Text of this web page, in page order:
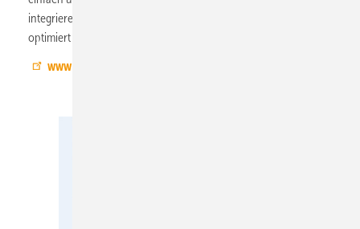
integrieren und können so auch aus der Ferne gewartet und
optimiert werden.
www.taconova.com